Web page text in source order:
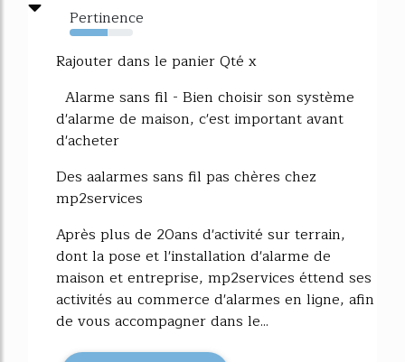
Pertinence
60%
Rajouter dans le panier Qté x
Alarme sans fil - Bien choisir son système
d'alarme de maison, c'est important avant
d'acheter
Des aalarmes sans fil pas chères chez
mp2services
Après plus de 20ans d'activité sur terrain,
dont la pose et l'installation d'alarme de
maison et entreprise, mp2services éttend ses
activités au commerce d'alarmes en ligne, afin
de vous accompagner dans le...